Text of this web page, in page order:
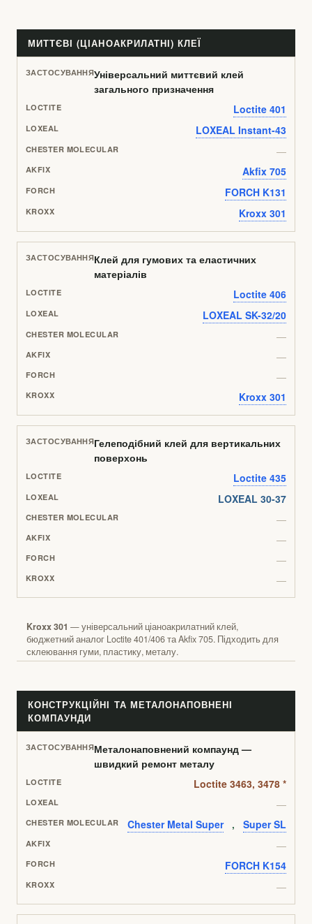
МИТТЄВІ (ЦІАНОАКРИЛАТНІ) КЛЕЇ
Універсальний миттєвий клей
загального призначення
Loctite 401
LOXEAL Instant-43
—
Akfix 705
FORCH K131
Kroxx 301
Клей для гумових та еластичних
матеріалів
Loctite 406
LOXEAL SK-32/20
—
—
—
Kroxx 301
Гелеподібний клей для вертикальних
поверхонь
Loctite 435
LOXEAL 30-37
—
—
—
—
Kroxx 301 — універсальний ціаноакрилатний клей,
бюджетний аналог Loctite 401/406 та Akfix 705. Підходить для
склеювання гуми, пластику, металу.
КОНСТРУКЦІЙНІ ТА МЕТАЛОНАПОВНЕНІ
КОМПАУНДИ
Металонаповнений компаунд —
швидкий ремонт металу
Loctite 3463, 3478 *
—
Chester Metal Super
,
Super SL
—
FORCH K154
—